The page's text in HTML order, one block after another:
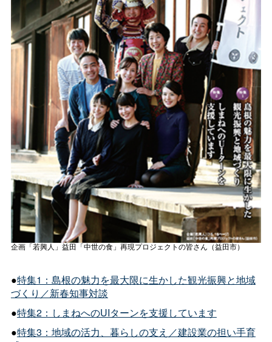
企画「若興人」益田「中世の食」再現プロジェクトの皆さん（益田市）
●特集1：島根の魅力を最大限に生かした観光振興と地域
づくり／新春知事対談
●特集2：しまねへのUIターンを支援しています
●特集3：地域の活力、暮らしの支え／建設業の担い手育